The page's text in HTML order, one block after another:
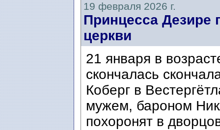
19 февраля 2026 г.
Принцесса Дезире
церкви
21 января в
скончалась
Коберг в
мужем, бароном
похоронят в